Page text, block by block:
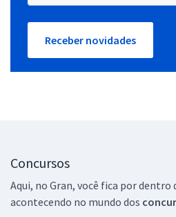
Receber novidades
Concursos
Aqui, no Gran, você fica por dentro
acontecendo no mundo dos